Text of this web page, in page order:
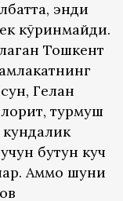
энди
кўринмайди.
Тошкент
Гелан
турмуш
бутун куч
Аммо шуни